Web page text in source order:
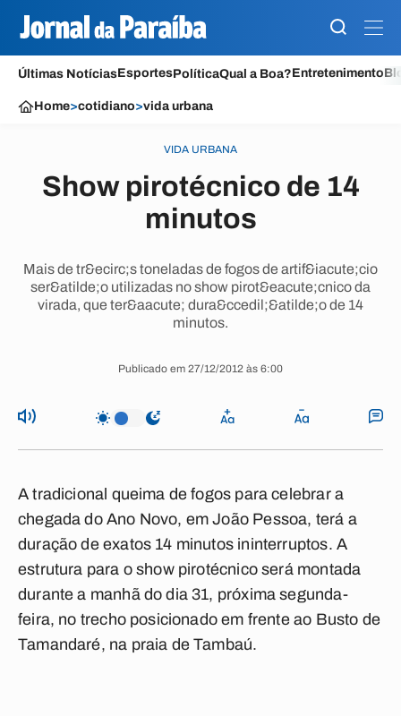
Últimas NotíciasEsportesPolíticaQual a Boa?Entretenimento
Home>cotidiano>vida urbana
VIDA URBANA
Show pirotécnico de 14
minutos
Mais de tr&ecirc;s toneladas de fogos de artif&iacute;cio
ser&atilde;o utilizadas no show pirot&eacute;cnico da
virada, que ter&aacute; dura&ccedil;&atilde;o de 14
minutos.
Publicado em 27/12/2012 às 6:00
A tradicional queima de fogos para celebrar a
chegada do Ano Novo, em João Pessoa, terá a
duração de exatos 14 minutos ininterruptos. A
estrutura para o show pirotécnico será montada
durante a manhã do dia 31, próxima segunda-
feira, no trecho posicionado em frente ao Busto de
Tamandaré, na praia de Tambaú.